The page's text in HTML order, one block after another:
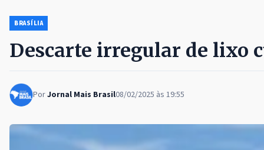
BRASÍLIA
Descarte irregular de lixo
PorJornal Mais Brasil08/02/2025 às 19:55